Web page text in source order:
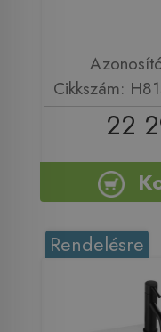
Cikkszám:
22
Rendelésre